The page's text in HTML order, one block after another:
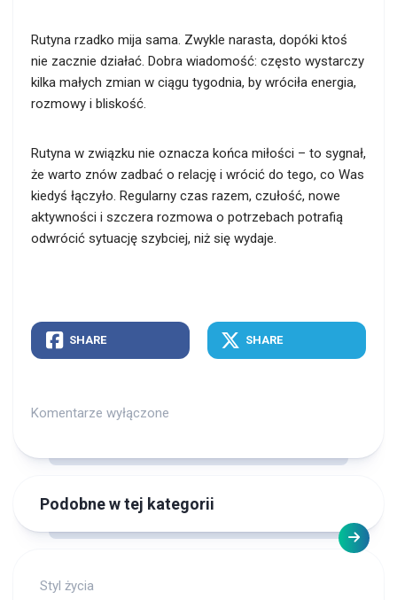
Rutyna rzadko mija sama. Zwykle narasta, dopóki ktoś
nie zacznie działać. Dobra wiadomość: często wystarczy
kilka małych zmian w ciągu tygodnia, by wróciła energia,
rozmowy i bliskość.
Rutyna w związku nie oznacza końca miłości – to sygnał,
że warto znów zadbać o relację i wrócić do tego, co Was
kiedyś łączyło. Regularny czas razem, czułość, nowe
aktywności i szczera rozmowa o potrzebach potrafią
odwrócić sytuację szybciej, niż się wydaje.
SHARE SHARE
Komentarze wyłączone
Podobne w tej kategorii
Styl życia